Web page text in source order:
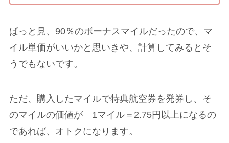
ぱっと見、90％のボーナスマイルだったので、マ
イル単価がいいかと思いきや、計算してみるとそ
うでもないです。
ただ、購入したマイルで特典航空券を発券し、そ
のマイルの価値が 1マイル＝2.75円以上になるの
であれば、オトクになります。